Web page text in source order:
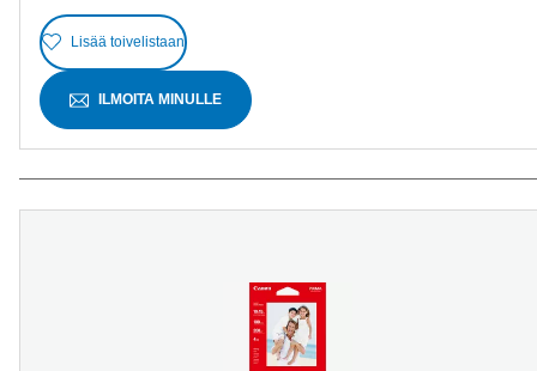
Lisää toivelistaan
ILMOITA MINULLE